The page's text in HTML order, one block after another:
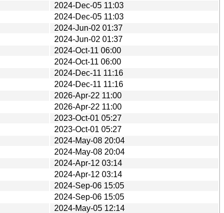
2024-Dec-05 11:03
2024-Dec-05 11:03
2024-Jun-02 01:37
2024-Jun-02 01:37
2024-Oct-11 06:00
2024-Oct-11 06:00
2024-Dec-11 11:16
2024-Dec-11 11:16
2026-Apr-22 11:00
2026-Apr-22 11:00
2023-Oct-01 05:27
2023-Oct-01 05:27
2024-May-08 20:04
2024-May-08 20:04
2024-Apr-12 03:14
2024-Apr-12 03:14
2024-Sep-06 15:05
2024-Sep-06 15:05
2024-May-05 12:14